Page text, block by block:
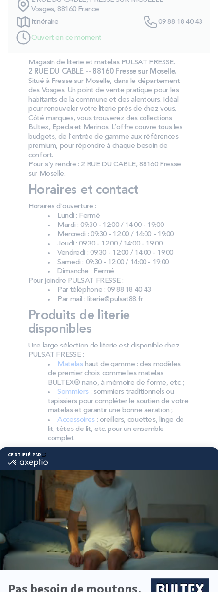
PROMOS
Technologie bultex
Nos engagements
Storelocator
ContactMon compte
Vosges, 88160 France
Itinéraire
09 88 18 40 43
Ouvert en ce moment
Magasin de literie et matelas PULSAT FRESSE.
2 RUE DU CABLE -- 88160 Fresse sur Moselle.
Situé à Fresse sur Moselle, dans le département
des Vosges. Un point de vente pratique pour les
habitants de la commune et des alentours. Idéal
pour renouveler votre literie près de chez vous.
Côté marques, vous trouverez des collections
Bultex, Epeda et Merinos. L’offre couvre tous les
budgets, de l’entrée de gamme aux références
premium, pour répondre à chaque besoin de
confort.
Pour s’y rendre : 2 RUE DU CABLE, 88160 Fresse
sur Moselle.
Horaires et contact
Horaires d’ouverture :
Lundi : Fermé
Mardi : 09:30 - 12:00 / 14:00 - 19:00
Mercredi : 09:30 - 12:00 / 14:00 - 19:00
Jeudi : 09:30 - 12:00 / 14:00 - 19:00
Vendredi : 09:30 - 12:00 / 14:00 - 19:00
Samedi : 09:30 - 12:00 / 14:00 - 19:00
Dimanche : Fermé
Pour joindre PULSAT FRESSE :
Par téléphone : 09 88 18 40 43
Par mail : literie@pulsat88.fr
Produits de literie
disponibles
Une large sélection de literie est disponible chez
PULSAT FRESSE :
Matelashaut de gamme : des modèles
de premier choix comme les matelas
BULTEX® nano, à mémoire de forme, etc. ;
Sommiers : sommiers traditionnels ou
tapissiers pour compléter le soutien de votre
matelas et garantir une bonne aération ;
Accessoires: oreillers, couettes, linge de
lit, têtes de lit, etc. pour un ensemble
complet.
Pourquoi choisir Bultex
comme literie ?
Bultex est la marque de literie la plus détenue par
les Français*. Un savoir‑faire reconnu et des
technologies de mousse exclusives offrent un
confort fiable dans le temps.
Chaque dormeur peut trouver sa fermeté : souple,
équilibrée, ferme ou très ferme. En associant le
matelas au bon sommier, vous optimisez le soutien
et la durabilité de l’ensemble.
De la chambre parentale à la chambre d’ami, en
passant par la literie des enfants, équipez toute la
famille avec des solutions adaptées à chaque
morphologie.